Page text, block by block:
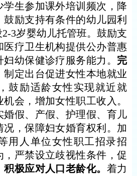
学生参加课外培训频次，降
励支持有条件的幼儿园利
2-3岁婴幼儿托管班。鼓励支
医疗卫生机构提供公办普惠
幼保健诊疗服务能力。 完
制定出台促进女性本地就业
鼓励适龄女性实现就近就
会，增加女性职工收入。
婚假、产假、护理假、育儿
，保障妇女婚育权利。加
用人单位女性职工招录招
严禁设立歧视性条件，促
积极应对人口老龄化。 着力